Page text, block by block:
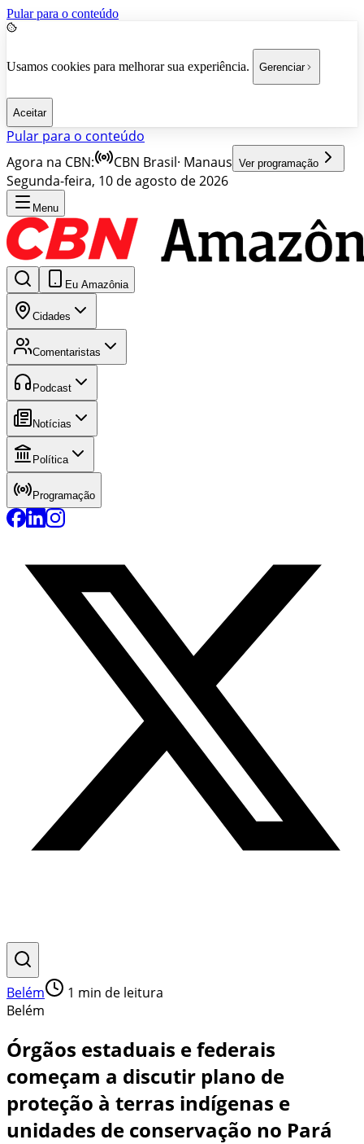
Pular para o conteúdo
Usamos cookies para melhorar sua experiência. Gerenciar
Aceitar
Pular para o conteúdo
Agora na CBN:
CBN Brasil· Manaus Ver programação
Segunda-feira, 10 de agosto de 2026
Menu
Eu Amazônia
Cidades
Comentaristas
Podcast
Notícias
Política
Programação
Belém 1 min de leitura
Belém
Órgãos estaduais e federais
começam a discutir plano de
proteção à terras indígenas e
unidades de conservação no Pará